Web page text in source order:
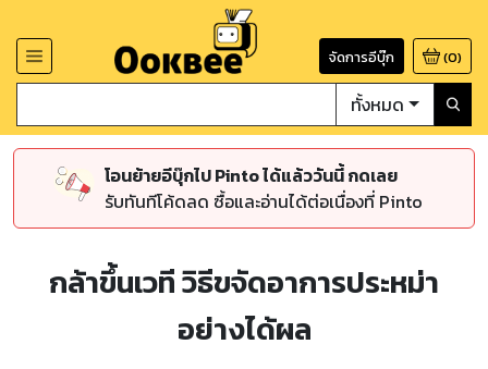
จัดการอีบุ๊ก (0)
ทั้งหมด
โอนย้ายอีบุ๊กไป Pinto ได้แล้ววันนี้ กดเลย
รับทันทีโค้ดลด ซื้อและอ่านได้ต่อเนื่องที่ Pinto
กล้าขึ้นเวที วิธีขจัดอาการประหม่า
อย่างได้ผล